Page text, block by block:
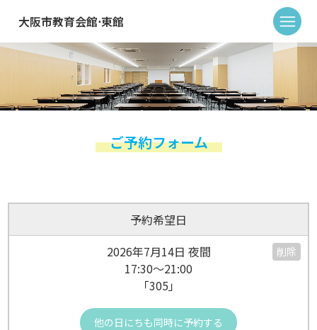
大阪市教育会館⋅東館
ご予約フォーム
予約希望日
2026年7月14日 夜間
17:30～21:00
「305」
削除
他の日にちも同時に予約する